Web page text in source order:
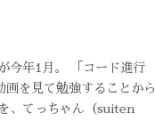
今年1月。 「コード進行
を見て勉強することから
、てっちゃん（suiten